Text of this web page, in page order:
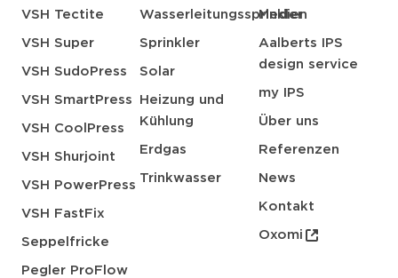
VSH Tectite
VSH Super
VSH SudoPress
VSH SmartPress
VSH CoolPress
VSH Shurjoint
VSH PowerPress
VSH FastFix
Seppelfricke
Pegler ProFlow
Wasserleitungssprinkler
Sprinkler
Solar
Heizung und
Kühlung
Erdgas
Trinkwasser
Medien
Aalberts IPS
design service
my IPS
Über uns
Referenzen
News
Kontakt
Oxomi